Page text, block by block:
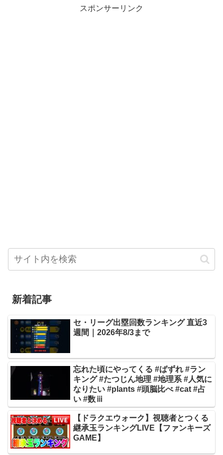
スポンサーリンク
新着記事
セ・リーグ出塁回数ランキング 直近3
週間｜2026年8/3まで
忘れた頃にやってくる #ばずれ #ラン
キング #たつじん地理 #地理系 #人気に
なりたい #plants #頭脳比べ #cat #占
い #数ⅲ
【ドラクエウォーク】視聴者とつくる
継承玉ランキングLIVE【ファンキーズ
GAME】